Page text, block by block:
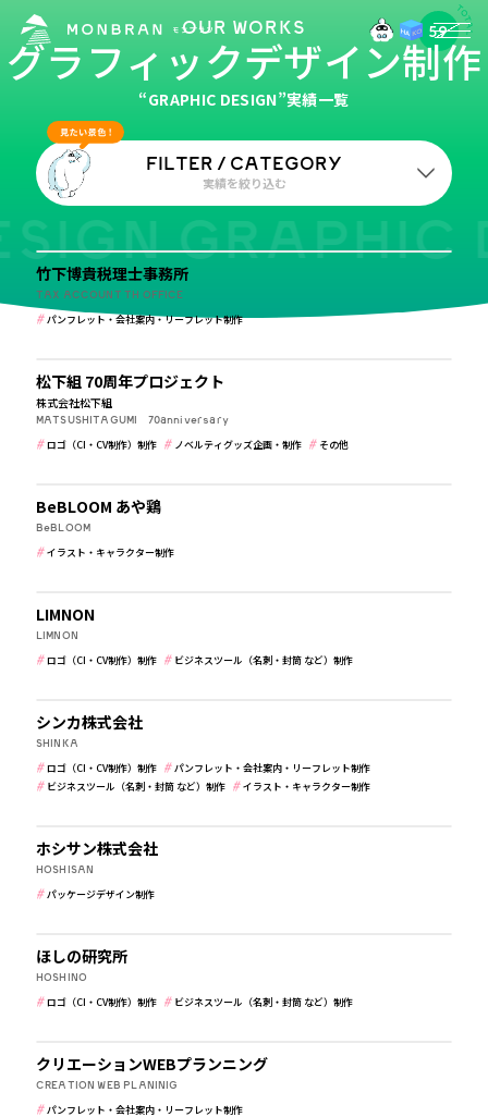
OUR WORKS
グラフィックデザイン制作
59
“GRAPHIC DESIGN”実績一覧
FILTER / CATEGORY
実績を絞り込む
業種
すべて 学校・保育・教育
病院・クリニック・医療 介護・福祉
公共・行政・団体
税理士・法律事務所 IT・WEBマガジン・制作会社
すべて
ロゴ（CI・CV制作）制作
パンフレット・会社案内・リーフレット制作
ビジネスツール（名刺・封筒 など）制作
ノベルティグッズ企画・制作
看板・サインデザイン制作
空間デザイン・ラッピング制作
GRAPHIC
税理士・法律事務所
竹下博貴税理士事務所
TAX ACCOUNT TH OFFICE
パンフレット・会社案内・リーフレット制作
松下組 70周年プロジェクト
株式会社松下組
MATSUSHITAGUMI 70anniversary
ロゴ（CI・CV制作）制作 ノベルティグッズ企画・制作
その他
BeBLOOM あや鶏
BeBLOOM
イラスト・キャラクター制作
LIMNON
LIMNON
ロゴ（CI・CV制作）制作
ビジネスツール（名刺・封筒 など）制作
シンカ株式会社
SHINKA
ロゴ（CI・CV制作）制作
パンフレット・会社案内・リーフレット制作
ビジネスツール（名刺・封筒 など）制作
イラスト・キャラクター制作
ホシサン株式会社
HOSHISAN
パッケージデザイン制作
ほしの研究所
HOSHINO
ロゴ（CI・CV制作）制作
ビジネスツール（名刺・封筒 など）制作
クリエーションWEBプランニング
CREATION WEB PLANINIG
パンフレット・会社案内・リーフレット制作